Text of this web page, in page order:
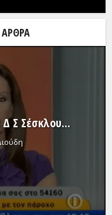
Δ Σ Σέσκλου...